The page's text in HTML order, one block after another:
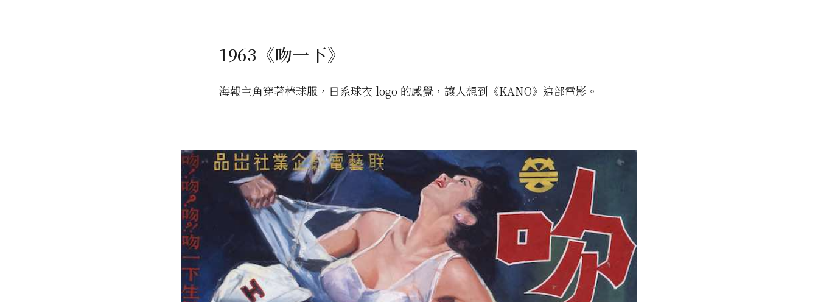
1963《吻一下》
海報主角穿著棒球服，日系球衣 logo 的感覺，讓人想到《KANO》這部電影。